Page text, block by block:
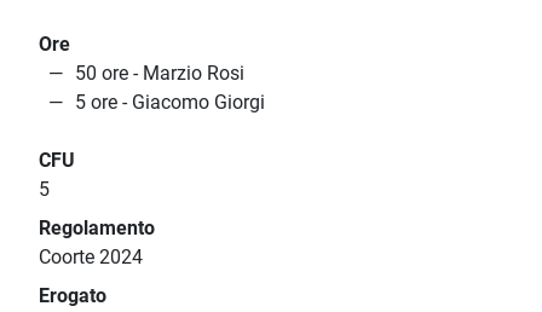
Ore
50 ore - Marzio Rosi
5 ore - Giacomo Giorgi
CFU
5
Regolamento
Coorte 2024
Erogato